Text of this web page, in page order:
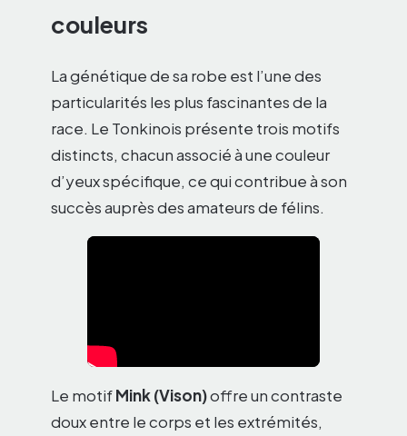
couleurs
La génétique de sa robe est l’une des
particularités les plus fascinantes de la
race. Le Tonkinois présente trois motifs
distincts, chacun associé à une couleur
d’yeux spécifique, ce qui contribue à son
succès auprès des amateurs de félins.
Le motifMink (Vison)offre un contraste
doux entre le corps et les extrémités,